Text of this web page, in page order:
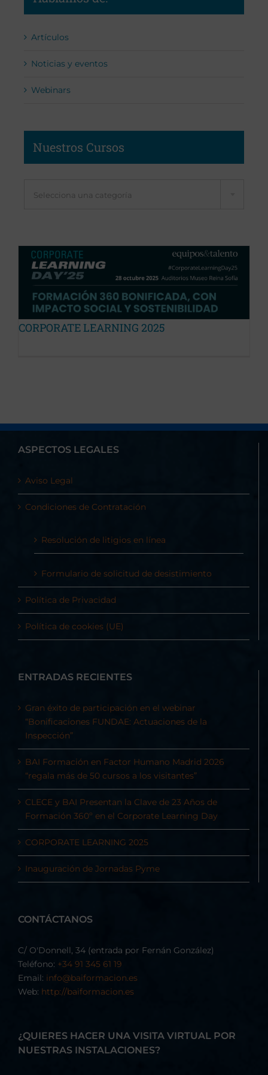
CORPORATE LEARNING 2025
Artículos
Noticias y eventos
Webinars
Nuestros Cursos
Selecciona una categoría
ASPECTOS LEGALES
Aviso Legal
Condiciones de Contratación
Resolución de litigios en línea
Formulario de solicitud de desistimiento
Política de Privacidad
Política de cookies (UE)
ENTRADAS RECIENTES
Gran éxito de participación en el webinar
“Bonificaciones FUNDAE: Actuaciones de la
Inspección”
BAI Formación en Factor Humano Madrid 2026
“regala más de 50 cursos a los visitantes”
CLECE y BAI Presentan la Clave de 23 Años de
Formación 360º en el Corporate Learning Day
CORPORATE LEARNING 2025
Inauguración de Jornadas Pyme
CONTÁCTANOS
C/ O'Donnell, 34 (entrada por Fernán González)
Teléfono: +34 91 345 61 19
Email: info@baiformacion.es
Web: http://baiformacion.es
¿QUIERES HACER UNA VISITA VIRTUAL POR
NUESTRAS INSTALACIONES?